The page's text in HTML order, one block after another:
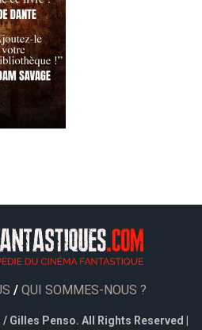
/ QUI SOMMES-NOUS ?
Gilles Penso. All Rights Reserved |